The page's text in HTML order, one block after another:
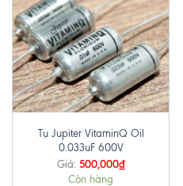
Tụ Jupiter VitaminQ Oil
0.033uF 600V
Giá: 500,000₫
Còn hàng